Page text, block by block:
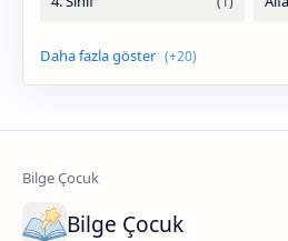
Bilge Çocuk